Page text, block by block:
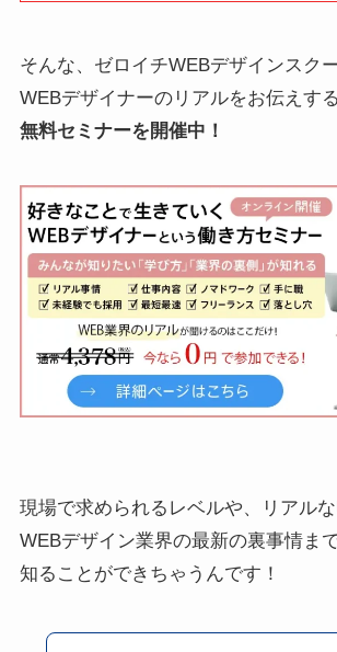
そんな、ゼロイチWEBデザインスクー
WEBデザイナーのリアルをお伝えする
無料セミナーを開催中！
現場で求められるレベルや、リアルな
WEBデザイン業界の最新の裏事情ま
知ることができちゃうんです！